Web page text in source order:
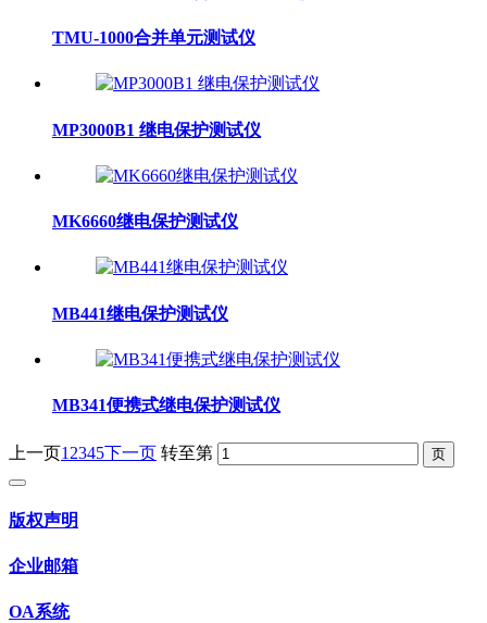
TMU-1000合并单元测试仪
MP3000B1 继电保护测试仪
MK6660继电保护测试仪
MB441继电保护测试仪
MB341便携式继电保护测试仪
上一页1 2345下一页 转至第
版权声明
企业邮箱
OA系统